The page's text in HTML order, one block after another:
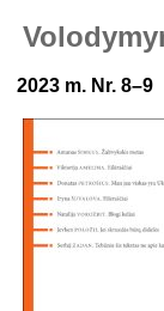
2023 m. Nr. 8–9